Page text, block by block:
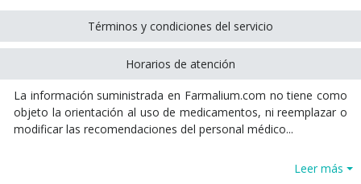
Términos y condiciones del servicio
Horarios de atención
La información suministrada en Farmalium.com no tiene como
objeto la orientación al uso de medicamentos, ni reemplazar o
modificar las recomendaciones del personal médico...
Leer más